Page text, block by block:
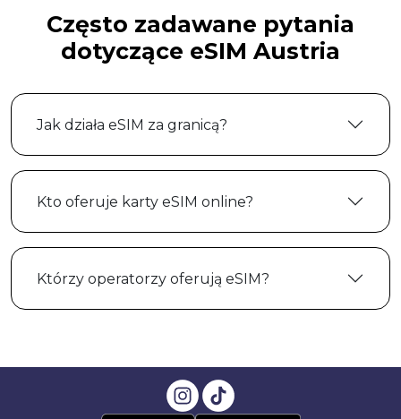
Często zadawane pytania
dotyczące eSIM Austria
Jak działa eSIM za granicą?
Kto oferuje karty eSIM online?
Którzy operatorzy oferują eSIM?